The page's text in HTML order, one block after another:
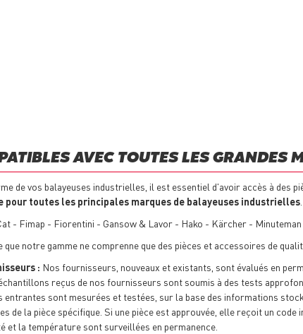
AVEC TOUTES LES GRANDES
de vos balayeuses industrielles, il est essentiel d'avoir accès à des
pour toutes les principales marques de balayeuses industrielles
- Fimap - Fiorentini - Gansow & Lavor - Hako - Kärcher -
notre gamme ne comprenne que des pièces et accessoires de
: Nos fournisseurs, nouveaux et existants, sont évalués en
reçus de nos fournisseurs sont soumis à des tests
entrantes sont mesurées et testées, sur la base des informations
de la pièce spécifique. Si une pièce est approuvée, elle reçoit un
et la température sont surveillées en permanence.